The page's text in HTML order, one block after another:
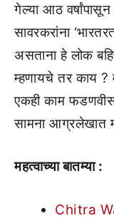
गेल्या आठ
सावरकरांना
असताना हे लोक
म्हणायचे तर काय ?
एकही काम
सामना आग्रलेखात
महत्वाच्या बातम्या :
Chitra